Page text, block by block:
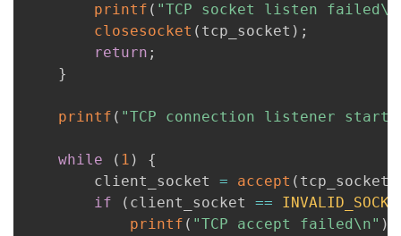
printf ( "TCP socket listen
closesocket ( tcp_socket ) ;
return ;
}
printf ( "TCP connection listener
while
( 1 )
{
        client_socket
= accept ( tcp_socket
if
( client_socket ==
printf ( "TCP accept failed\n" )